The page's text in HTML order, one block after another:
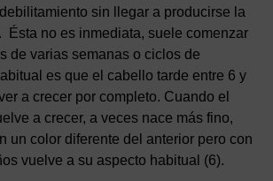
sin llegar a producirse la
Ésta no es inmediata, suele comenzar
de varias semanas o ciclos de
es que el cabello tarde entre 6 y
a crecer por completo. Cuando el
a crecer, a veces nace más fino,
un color diferente del anterior pero con
vuelve a su aspecto habitual (6).